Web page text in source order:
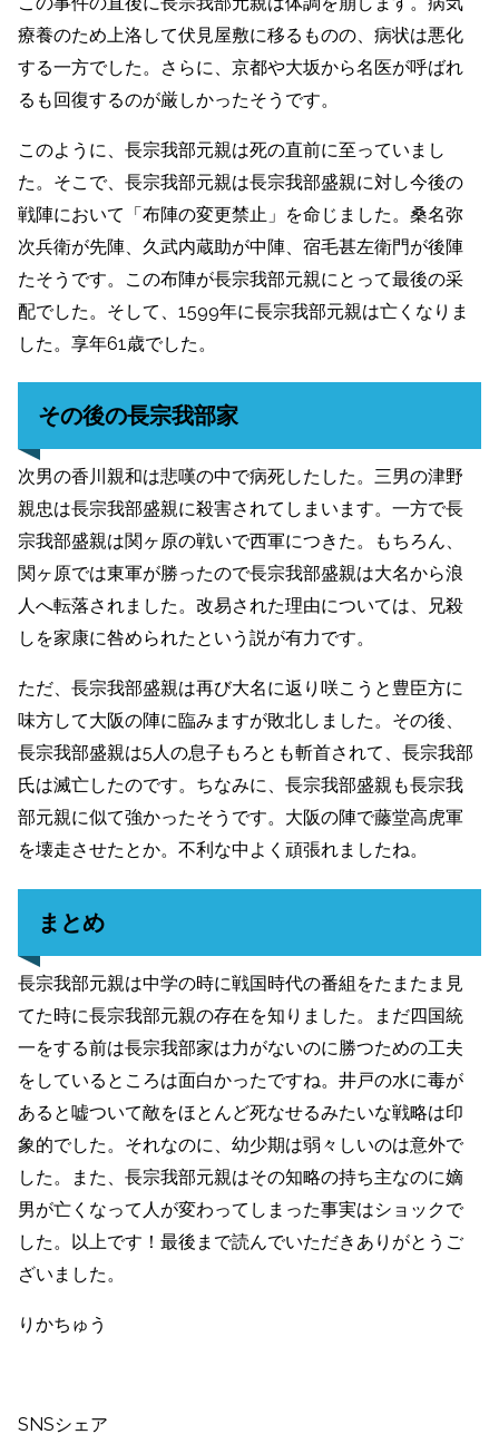
療養のため上洛して伏見屋敷に移るものの、病状は悪化
する一方でした。さらに、京都や大坂から名医が呼ばれ
るも回復するのが厳しかったそうです。
このように、長宗我部元親は死の直前に至っていまし
た。そこで、長宗我部元親は長宗我部盛親に対し今後の
戦陣において「布陣の変更禁止」を命じました。桑名弥
次兵衛が先陣、 久武内蔵助が中陣、宿毛甚左衛門が後陣
たそうです。 この布陣が長宗我部元親にとって最後の采
配でした。そして、1599年に長宗我部元親は亡くなりま
した。享年61歳でした。
その後の長宗我部家
次男の香川親和は悲嘆の中で病死したした。三男の津野
親忠は長宗我部盛親に殺害されてしまいます。一方で長
宗我部盛親は関ヶ原の戦いで西軍につきた。もちろん、
関ヶ原では東軍が勝ったので長宗我部盛親は大名から浪
人へ転落されました。改易された理由については、兄殺
しを家康に咎められたという説が有力です。
ただ、長宗我部盛親は再び大名に返り咲こうと豊臣方に
味方して大阪の陣に臨みますが敗北しました。その後、
長宗我部盛親は5人の息子もろとも斬首されて、長宗我部
氏は滅亡したのです。ちなみに、長宗我部盛親も長宗我
部元親に似て強かったそうです。大阪の陣で藤堂高虎軍
を壊走させたとか。不利な中よく頑張れましたね。
まとめ
長宗我部元親は中学の時に戦国時代の番組をたまたま見
てた時に長宗我部元親の存在を知りました。まだ四国統
一をする前は長宗我部家は力がないのに勝つための工夫
をしているところは面白かったですね。井戸の水に毒が
あると嘘ついて敵をほとんど死なせるみたいな戦略は印
象的でした。それなのに、幼少期は弱々しいのは意外で
した。また、長宗我部元親はその知略の持ち主なのに嫡
男が亡くなって人が変わってしまった事実はショックで
した。以上です！最後まで読んでいただきありがとうご
ざいました。
りかちゅう
SNSシェア